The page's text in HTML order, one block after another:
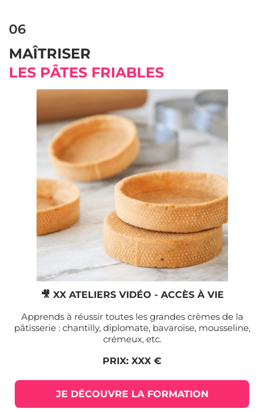
06
MAÎTRISER
LES PÂTES FRIABLES
🎥 XX ATELIERS VIDÉO - ACCÈS À VIE
Apprends à réussir toutes les grandes crèmes de la
pâtisserie : chantilly, diplomate, bavaroise, mousseline,
crémeux, etc.
PRIX: XXX €
JE DÉCOUVRE LA FORMATION